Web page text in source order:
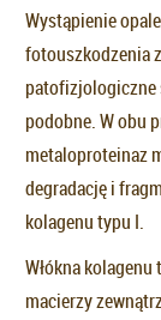
Wystąpienie
fotouszkodzenia
patofizjologiczne
podobne. W obu
metaloproteinaz
degradację i
kolagenu typu I.
Włókna
macierzy